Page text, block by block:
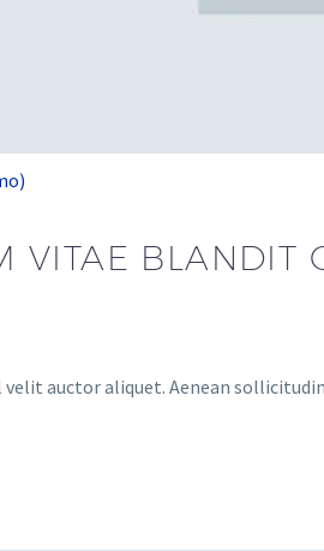
VITAE BLANDIT
velit auctor aliquet. Aenean